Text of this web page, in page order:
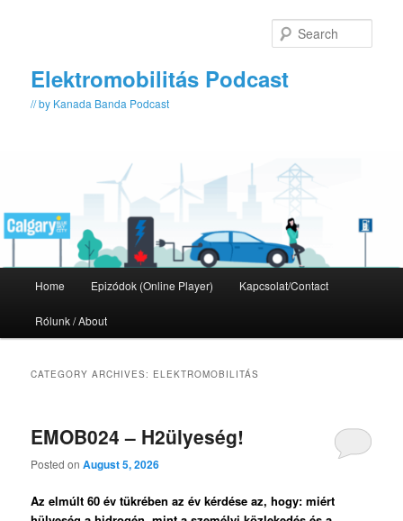
Elektromobilitás Podcast
// by Kanada Banda Podcast
Home Epizódok (Online Player) Kapcsolat/Contact
Rólunk / About
CATEGORY ARCHIVES: ELEKTROMOBILITÁS
EMOB024 – H2ülyeség!
Posted onAugust 5, 2026
Az elmúlt 60 év tükrében az év kérdése az, hogy: miért